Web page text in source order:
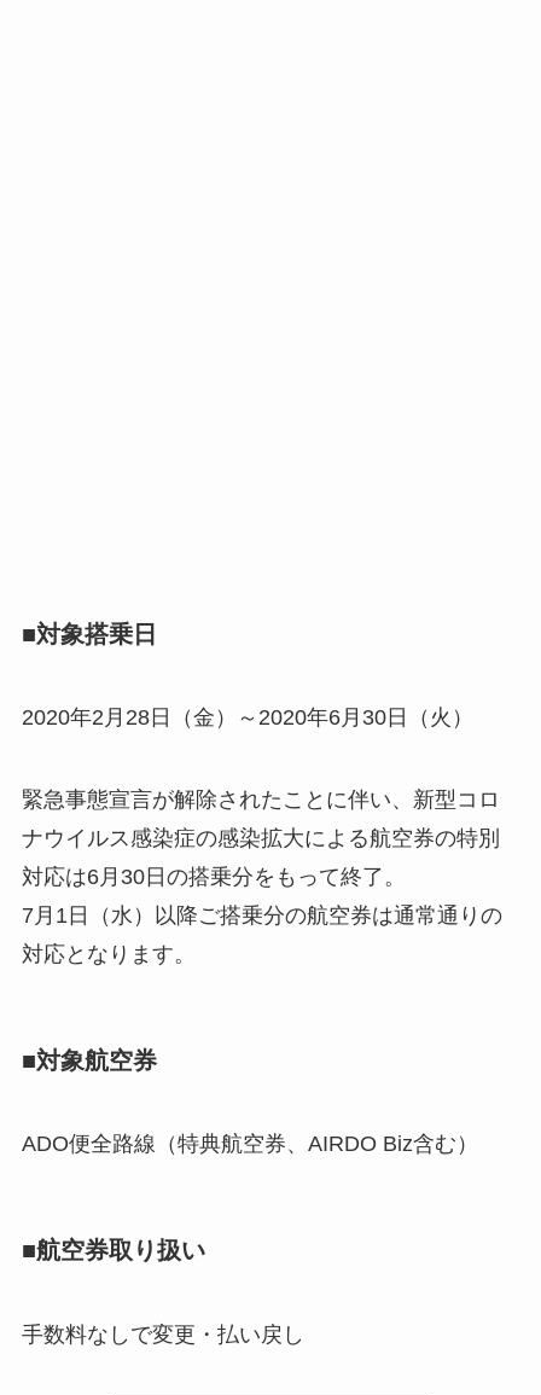
■対象搭乗日
2020年2月28日（金）～2020年6月30日（火）
緊急事態宣言が解除されたことに伴い、新型コロ
ナウイルス感染症の感染拡大による航空券の特別
対応は6月30日の搭乗分をもって終了。
7月1日（水）以降ご搭乗分の航空券は通常通りの
対応となります。
■対象航空券
ADO便全路線（特典航空券、AIRDO Biz含む）
■航空券取り扱い
手数料なしで変更・払い戻し